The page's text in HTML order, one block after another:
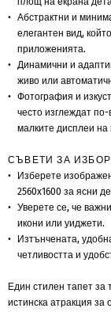
Абстрактни и
елегантен вид,
приложенията.
Динамични и
живо или
Фотография и
често изглеждат
малките дисплеи
СЪВЕТИ ЗА
Изберете
2560x1600 за ясни
Уверете се, че
икони или уиджети.
Изтънчената,
четливостта и
Един стилен тапет за
истинска атракция за